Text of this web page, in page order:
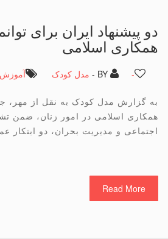
دو پیشنهاد ایران برای
همکاری اسلامی
BY - مدل کودک آموزش -
به گزارش مدل کودک به نقل از مهر،
همکاری اسلامی در امور زنان، ضمن
اجتماعی و مدیریت بحران، دو
Read More